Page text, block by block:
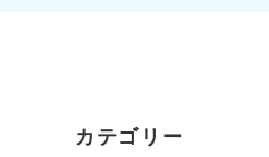
カテゴリー